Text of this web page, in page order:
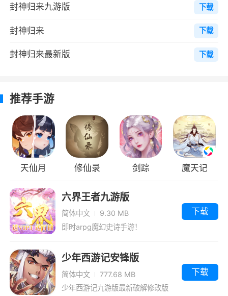
加防御怪物公测活动，获取相应的军功。
领取俸禄
玩家拥有官职后，就可为君分忧，食君之禄
游戏特色
1、更有炫酷时装、智能挂机，坐骑幻形等开
放式玩法等你主导，演绎全新即时战斗仙侠世界
2、上百名英雄就此集结，所以玩家你的英
雄组合非常多，不同组合有责不同特点，你可以
实时进行切换
3、丰富的游戏剧情，让你能够在一款游戏
4、PK对战，仙魔两族雌雄相争，看谁才是
最后的赢家
封神归来九游版 下载
封神归来 下载
封神归来最新版 下载
推荐手游
天仙月 修仙录 剑踪 魔天记
六界王者九游版
简体中文
9.30 MB
即时arpg魔幻史诗手游！
下载
少年西游记安锋版
简体中文
777.68 MB
少年西游记九游版最新破解修改版
下载